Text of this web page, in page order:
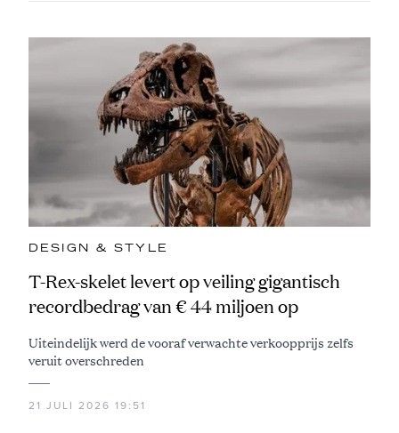
DESIGN & STYLE
T-Rex-skelet levert op veiling gigantisch
recordbedrag van € 44 miljoen op
Uiteindelijk werd de vooraf verwachte verkoopprijs zelfs
veruit overschreden
21 JULI 2026 19:51